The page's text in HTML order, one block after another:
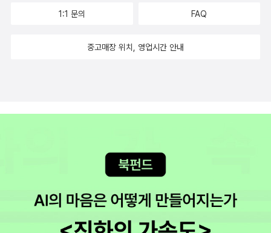
트 안에 들여놓아서는 안 된다는 것이다. 존재하는지도 몰랐던 이모
트로 이사한 그들 자매는 각기 그 아파트의 위 아래층에 사는 남자들
스의 쌍둥이 조카들인 줄리아와 발렌티나, 강박증 환자인 마틴 사이
행을 했으면 하는 바람이다.6개국 12개 도시를 탐방하고 취재하여 쓴
세로나도 런던이랑 웨일즈, 파리도 좋지만 내가 잘 모르고 있는 일본
보고 싶다.거침없이 빠져드는 성경 테마 여행 김창대 지음 / 브니엘출
판사 / 2009년 10월나온지 조금 되는 신간 서적인데, 읽으면 재미있
성경에 대한 넓은 지식을 줄 수 있을 듯.앤서니 브라운의 신간 [나와
너] - 신간알리미로 알려주니 더욱 좋다. 다른 작가들 역시 신간알리
1:1 문의 FAQ
중고매장 위치, 영업시간 안내